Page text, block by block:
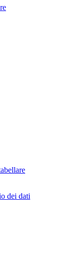
dei dati